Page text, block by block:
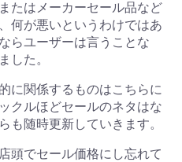
たはメーカーセール品など
何が悪いというわけではあ
らユーザーは言うことな
した。
に関係するものはこちらに
クルほどセールのネタはな
も随時更新していきます。
頭でセール価格にし忘れて